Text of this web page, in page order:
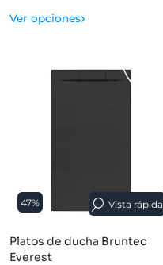
Ver opciones›
47% Vista rápida
Platos de ducha Bruntec
Everest